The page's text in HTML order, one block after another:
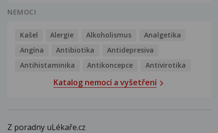
NEMOCI
Kašel Alergie Alkoholismus
Analgetika
Angína
Antibiotika
Antidepresiva
Antihistaminika
Antikoncepce Antivirotika
Katalog nemocí a vyšetření
Z poradny uLékaře.cz